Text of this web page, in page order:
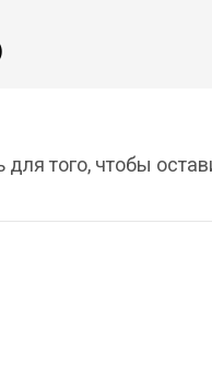
для того, чтобы